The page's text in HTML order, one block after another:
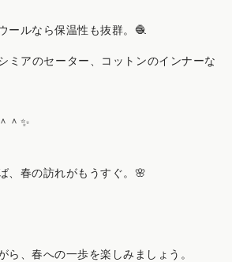
ールなら保温性も抜群。🧶
ミアのセーター、コットンのインナーな
＾✨
、春の訪れがもうすぐ。🌸
ら、春への一歩を楽しみましょう。